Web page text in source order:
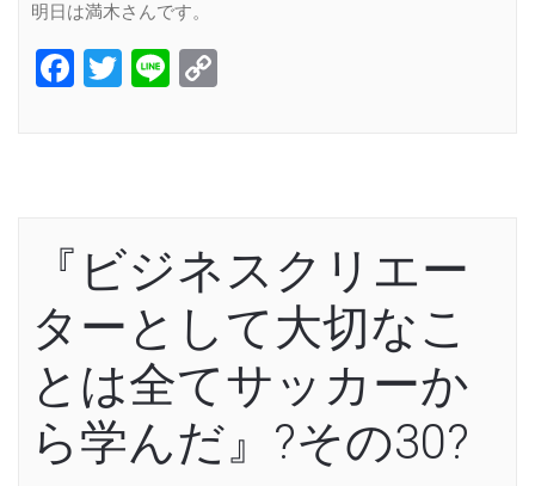
明日は満木さんです。
Facebook
Twitter
Line
『ビジネスクリエー
ターとして大切なこ
とは全てサッカーか
ら学んだ』?その30?